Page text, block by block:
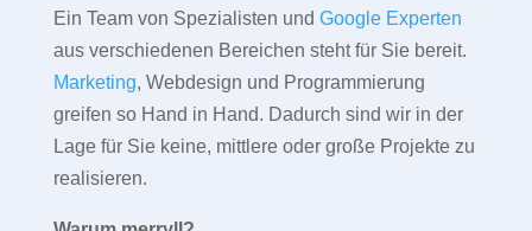
Ein Team von Spezialisten und Google Experten
aus verschiedenen Bereichen steht für Sie bereit.
Marketing, Webdesign und Programmierung
greifen so Hand in Hand. Dadurch sind wir in der
Lage für Sie keine, mittlere oder große Projekte zu
realisieren.